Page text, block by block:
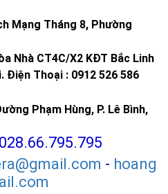
Mạng Tháng 8, Phường
Nhà CT4C/X2 KĐT Bắc Linh
Điện Thoại : 0912 526 586
Phạm Hùng, P. Lê Bình,
- hoang